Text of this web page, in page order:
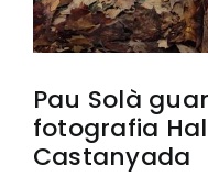
Pau Solà
fotografia
Castanyada